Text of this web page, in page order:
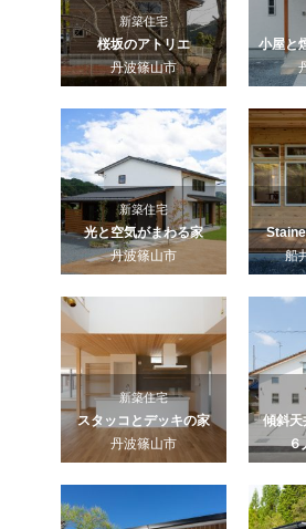
新築住宅
桜坂のアトリエ
丹波篠山市
小屋と
新築住宅
光と空気がまわる家
丹波篠山市
船
新築住宅
スタッコとデッキの家
丹波篠山市
傾斜天
６